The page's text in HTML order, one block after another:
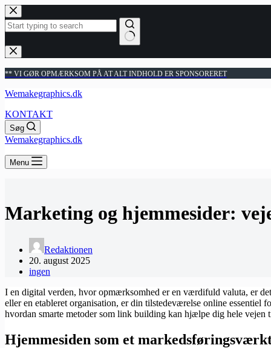
Fortsæt
til
indhold
Ingen
resultater
** VI GØR OPMÆRKSOM PÅ AT ALT INDHOLD ER SPONSORERET
Wemakegraphics.dk
KONTAKT
Søg
Wemakegraphics.dk
Menu
Marketing og hjemmesider:
Redaktionen
20. august 2025
ingen
I en digital verden, hvor opmærksomhed er en værdifuld valuta, er
eller en etableret organisation, er din tilstedeværelse online
hvordan smarte metoder som link building kan hjælpe dig hele vejen
Hjemmesiden som et